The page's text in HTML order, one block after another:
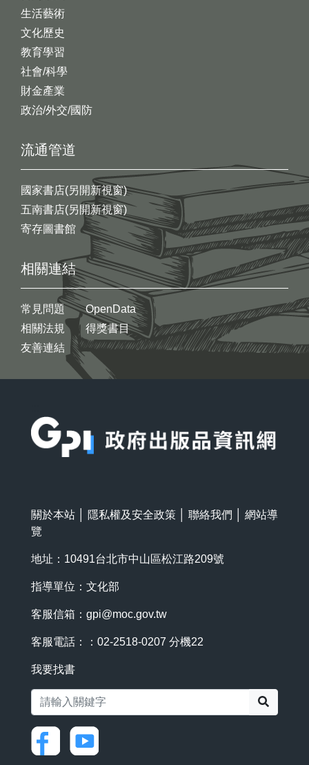
生活藝術
文化歷史
教育學習
社會/科學
財金產業
政治/外交/國防
流通管道
國家書店(另開新視窗)
五南書店(另開新視窗)
寄存圖書館
相關連結
常見問題
相關法規
友善連結
OpenData
得獎書目
關於本站 隱私權及安全政策 聯絡我們
網站導
覽
地址：10491台北市中山區松江路209號
指導單位：文化部
客服信箱： gpi@moc.gov.tw
客服電話：：02-2518-0207 分機22
我要找書